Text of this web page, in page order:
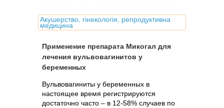
Акушерство, гінекологія, репродуктивна
медицина
Применение препарата Микогал для
лечения вульвовагинитов у
беременных
Вульвовагиниты у беременных в
настоящее время регистрируются
достаточно часто – в 12-58% случаев по